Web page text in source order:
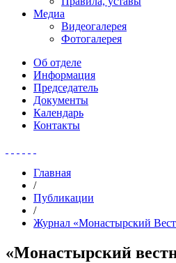
Медиа
Видеогалерея
Фотогалерея
Об отделе
Информация
Председатель
Документы
Календарь
Контакты
Главная
/
Публикации
/
Журнал «Монастырский
«Монастырский